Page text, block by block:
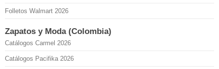
Folletos Walmart 2026
Zapatos y Moda (Colombia)
Catálogos Carmel 2026
Catálogos Pacifika 2026